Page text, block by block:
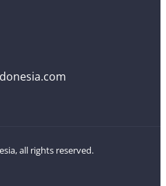
all rights reserved.